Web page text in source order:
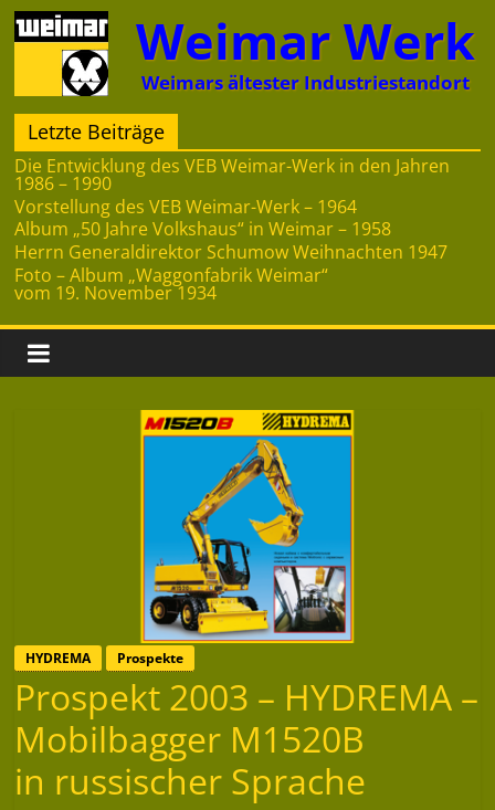
Zum
Inhalt
springen
Weimar Werk
Weimars ältester Industriestandort
Letzte Beiträge
Die Entwicklung des VEB Weimar-Werk in den Jahren
1986 – 1990
Vorstellung des VEB Weimar-Werk – 1964
Album „50 Jahre Volkshaus“ in Weimar – 1958
Herrn Generaldirektor Schumow Weihnachten 1947
Foto – Album „Waggonfabrik Weimar“
vom 19. November 1934
HYDREMA Prospekte
Prospekt 2003 – HYDREMA –
Mobilbagger M1520B
in russischer Sprache